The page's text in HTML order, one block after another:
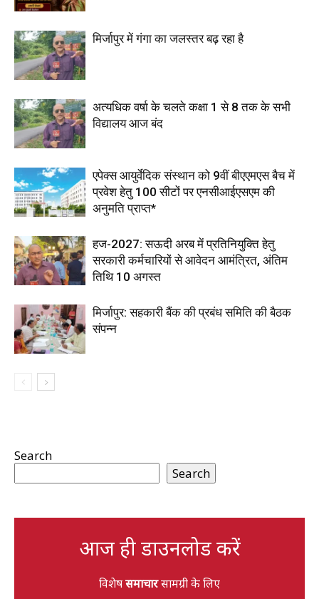
मिर्जापुर में गंगा का जलस्तर बढ़ रहा है
अत्यधिक वर्षा के चलते कक्षा 1 से 8 तक के सभी
विद्यालय आज बंद
एपेक्स आयुर्वेदिक संस्थान को 9वीं बीएएमएस बैच में
प्रवेश हेतु 100 सीटों पर एनसीआईएसएम की
अनुमति प्राप्त*
हज-2027: सऊदी अरब में प्रतिनियुक्ति हेतु
सरकारी कर्मचारियों से आवेदन आमंत्रित, अंतिम
तिथि 10 अगस्त
मिर्जापुर: सहकारी बैंक की प्रबंध समिति की बैठक
संपन्न
Search
Search
आज ही डाउनलोड करें
विशेषसमाचारसामग्री के लिए